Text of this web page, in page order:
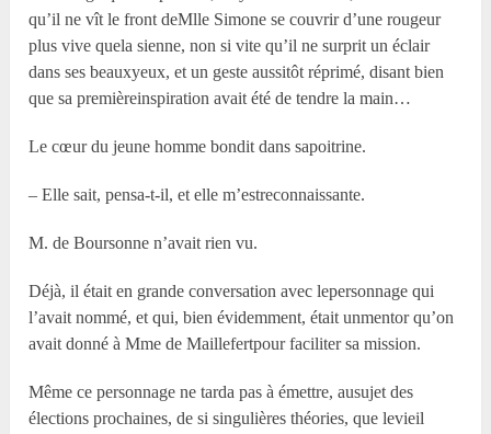
qu’il ne vît le front deMlle Simone se couvrir d’une rougeur
plus vive quela sienne, non si vite qu’il ne surprit un éclair
dans ses beauxyeux, et un geste aussitôt réprimé, disant bien
que sa premièreinspiration avait été de tendre la main…
Le cœur du jeune homme bondit dans sapoitrine.
– Elle sait, pensa-t-il, et elle m’estreconnaissante.
M. de Boursonne n’avait rien vu.
Déjà, il était en grande conversation avec lepersonnage qui
l’avait nommé, et qui, bien évidemment, était unmentor qu’on
avait donné à Mme de Maillefertpour faciliter sa mission.
Même ce personnage ne tarda pas à émettre, ausujet des
élections prochaines, de si singulières théories, que levieil